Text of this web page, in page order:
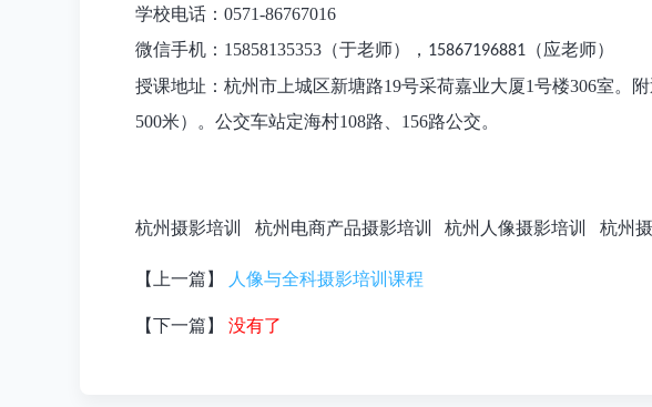
学校电话：0571-86767016
微信手机：15858135353（于老师）， 15867196881 （应老师）
授课地址：杭州市上城区新塘路19号采荷嘉业大厦1号楼306室。
500米）。公交车站定海村108路、156路公交。
杭州摄影培训 杭州电商产品摄影培训 杭州人像摄影培训 杭州
【上一篇】 人像与全科摄影培训课程
【下一篇】 没有了